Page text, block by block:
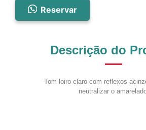
Reservar
Descrição do
Tom loiro claro com reflexos
neutralizar o